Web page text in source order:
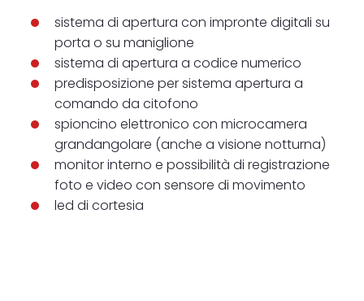
sistema di apertura con impronte digitali su
porta o su maniglione
sistema di apertura a codice numerico
predisposizione per sistema apertura a
comando da citofono
spioncino elettronico con microcamera
grandangolare (anche a visione notturna)
monitor interno e possibilità di registrazione
foto e video con sensore di movimento
led di cortesia